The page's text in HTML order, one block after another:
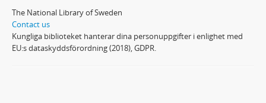
The National Library of Sweden
Contact us
Kungliga biblioteket hanterar dina personuppgifter i enlighet med
EU:s dataskyddsförordning (2018), GDPR.